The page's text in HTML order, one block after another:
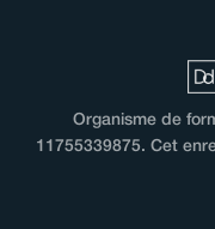
Organisme de
11755339875. Cet